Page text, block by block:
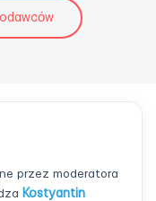
przez moderatora
Kostyantin